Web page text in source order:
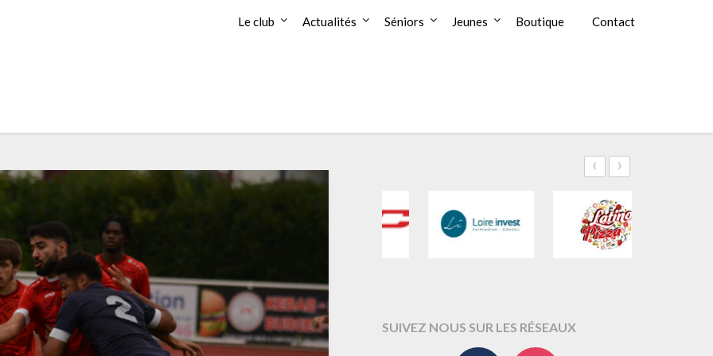
Le club Actualités Séniors Jeunes Boutique Contact
‹ ›
SUIVEZ NOUS SUR LES RÉSEAUX